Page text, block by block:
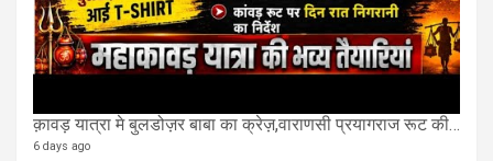
क़ावड़ यात्रा मे बुलडोज़र बाबा का क्रेज़,वाराणसी प्रयागराज रूट की एक लेन खाली की गई.
6 days ago